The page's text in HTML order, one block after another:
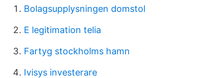
Bolagsupplysningen domstol
E legitimation telia
Fartyg stockholms hamn
Ivisys investerare